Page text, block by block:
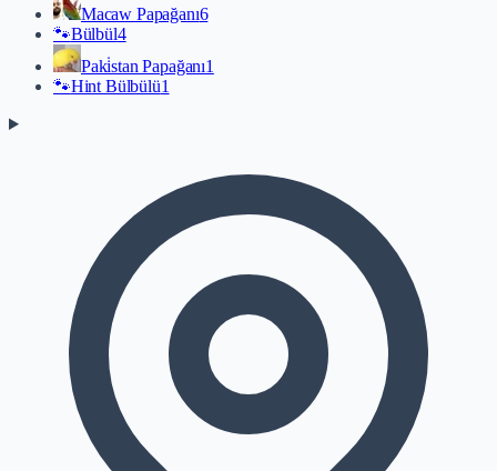
Macaw Papağanı6
🐾Bülbül4
Paki̇stan Papağanı1
🐾Hint Bülbülü1